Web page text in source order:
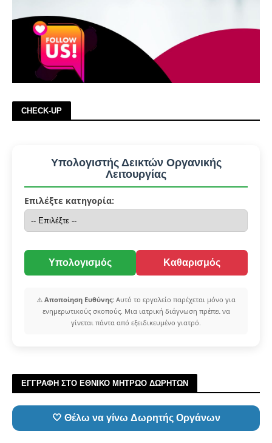
CHECK-UP
Υπολογιστής Δεικτών Οργανικής
Λειτουργίας
Επιλέξτε κατηγορία:
Υπολογισμός Καθαρισμός
⚠️ Αποποίηση Ευθύνης: Αυτό το εργαλείο παρέχεται μόνο για
ενημερωτικούς σκοπούς. Μια ιατρική διάγνωση πρέπει να
γίνεται πάντα από εξειδικευμένο γιατρό.
ΕΓΓΡΑΦΗ ΣΤΟ ΕΘΝΙΚΟ ΜΗΤΡΩΟ ΔΩΡΗΤΩΝ
🤍 Θέλω να γίνω Δωρητής Οργάνων